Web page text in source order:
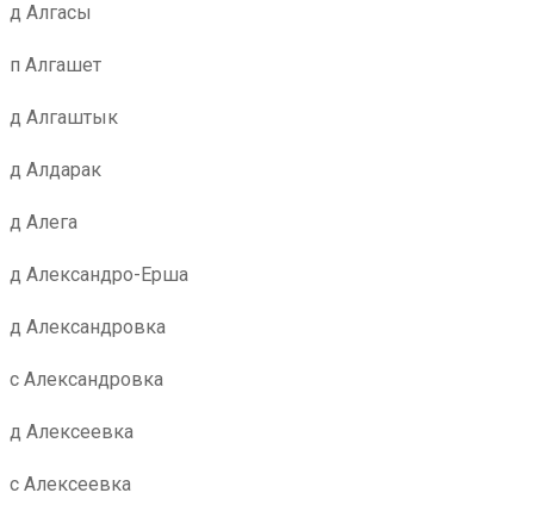
д Алгасы
п Алгашет
д Алгаштык
д Алдарак
д Алега
д Александро-Ерша
д Александровка
с Александровка
д Алексеевка
с Алексеевка